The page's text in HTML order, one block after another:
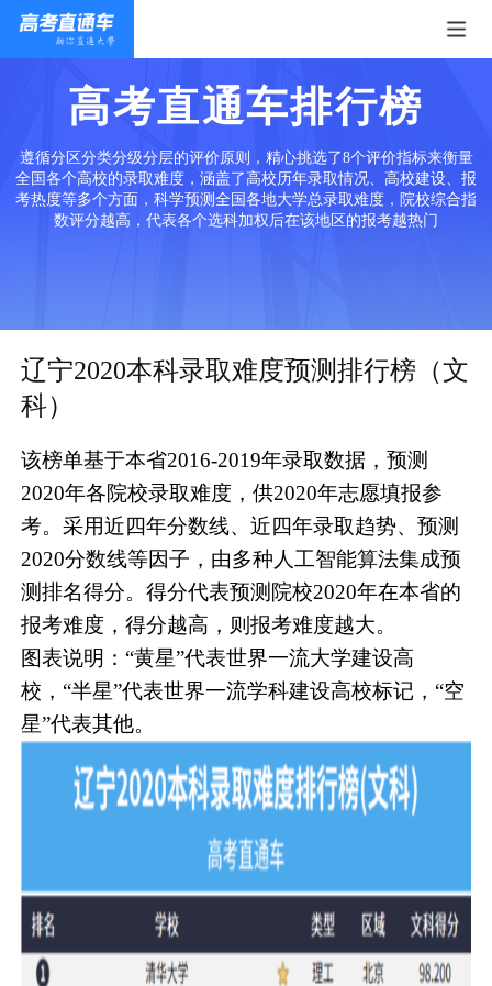
高考直通车排行榜
遵循分区分类分级分层的评价原则，精心挑选了8个评价指标来衡量
全国各个高校的录取难度，涵盖了高校历年录取情况、高校建设、报
考热度等多个方面，科学预测全国各地大学总录取难度，院校综合指
数评分越高，代表各个选科加权后在该地区的报考越热门
辽宁2020本科录取难度预测排行榜（文
科）
该榜单基于本省2016-2019年录取数据，预测
2020年各院校录取难度，供2020年志愿填报参
考。采用近四年分数线、近四年录取趋势、预测
2020分数线等因子，由多种人工智能算法集成预
测排名得分。得分代表预测院校2020年在本省的
报考难度，得分越高，则报考难度越大。
图表说明：“黄星”代表世界一流大学建设高
校，“半星”代表世界一流学科建设高校标记，“空
星”代表其他。